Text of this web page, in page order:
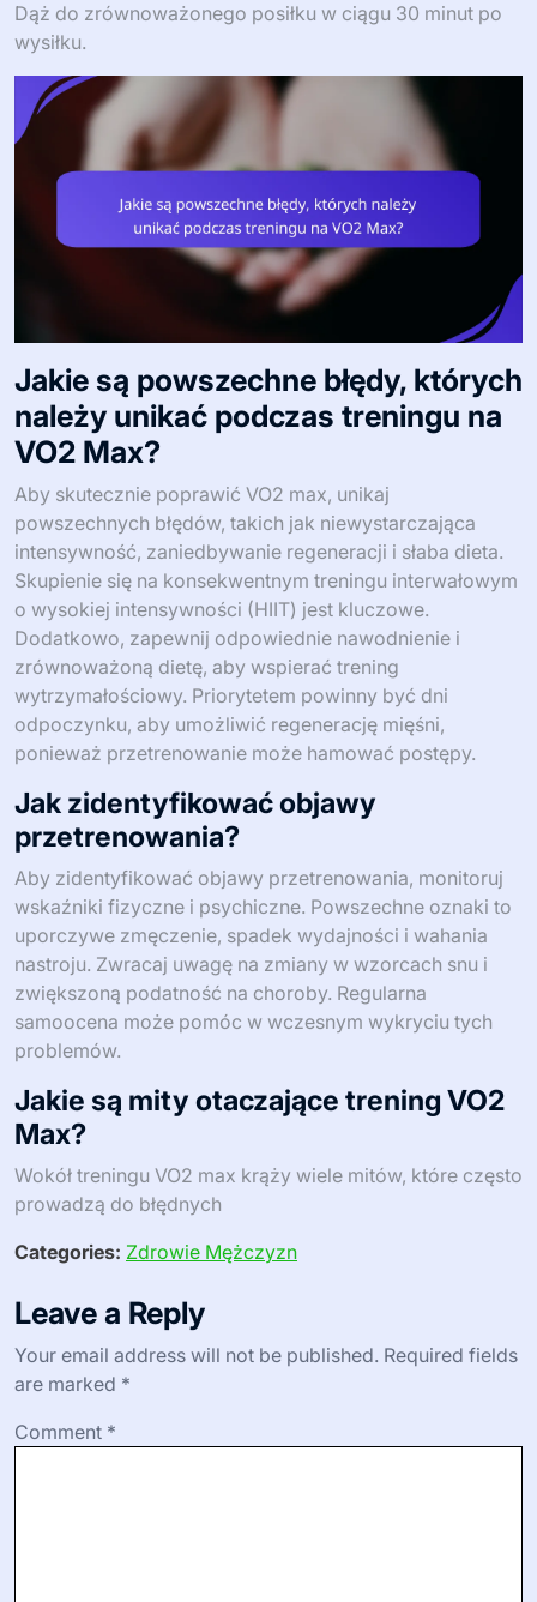
Jak zaplanować żywienie wokół
treningów dla najlepszych wyników?
Aby zoptymalizować VO2 max, strategicznie zaplanuj
żywienie wokół treningów. Przed treningiem spożywaj
węglowodany dla energii i białko dla wsparcia mięśni.
Po treningu priorytetem powinno być spożycie białka,
aby wspomóc regenerację i uzupełnić zapasy glikogenu.
Dąż do zrównoważonego posiłku w ciągu 30 minut po
Jakie są powszechne błędy, których
należy unikać podczas treningu na
VO2 Max?
Aby skutecznie poprawić VO2 max, unikaj
powszechnych błędów, takich jak niewystarczająca
intensywność, zaniedbywanie regeneracji i słaba dieta.
Skupienie się na konsekwentnym treningu interwałowym
o wysokiej intensywności (HIIT) jest kluczowe.
Dodatkowo, zapewnij odpowiednie nawodnienie i
zrównoważoną dietę, aby wspierać trening
wytrzymałościowy. Priorytetem powinny być dni
odpoczynku, aby umożliwić regenerację mięśni,
ponieważ przetrenowanie może hamować postępy.
Jak zidentyfikować objawy
Aby zidentyfikować objawy przetrenowania, monitoruj
wskaźniki fizyczne i psychiczne. Powszechne oznaki to
uporczywe zmęczenie, spadek wydajności i wahania
nastroju. Zwracaj uwagę na zmiany w wzorcach snu i
samoocena może pomóc w wczesnym wykryciu tych
Jakie są mity otaczające trening VO2
Max?
prowadzą do błędnych